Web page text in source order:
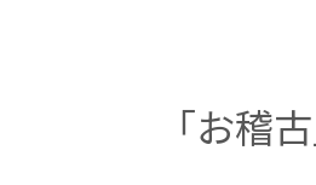
「お稽古